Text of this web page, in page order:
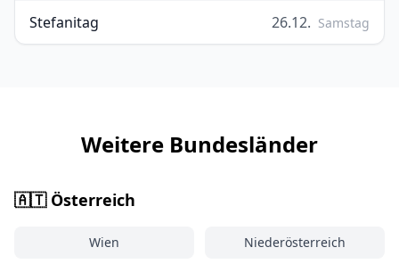
Stefanitag 26.12. Samstag
Weitere Bundesländer
🇦🇹 Österreich
Wien Niederösterreich